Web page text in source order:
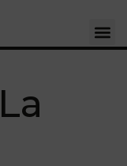
La